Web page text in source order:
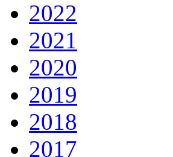
2022
2021
2020
2019
2018
2017